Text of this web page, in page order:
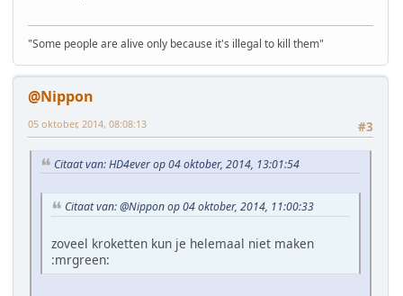
"Some people are alive only because it's illegal to kill them"
@Nippon
#3
05 oktober, 2014, 08:08:13
Citaat van: HD4ever op 04 oktober, 2014, 13:01:54
Citaat van: @Nippon op 04 oktober, 2014, 11:00:33
zoveel kroketten kun je helemaal niet maken
:mrgreen: